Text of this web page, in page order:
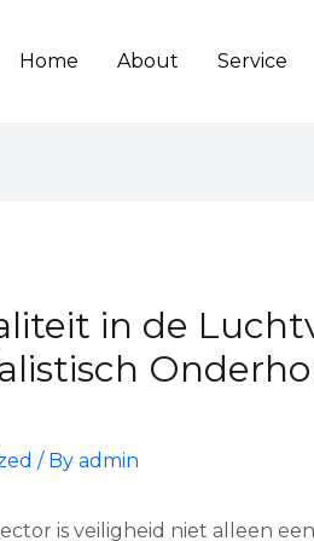
Home About Service
in de
/ By admin
is veiligheid niet alleen